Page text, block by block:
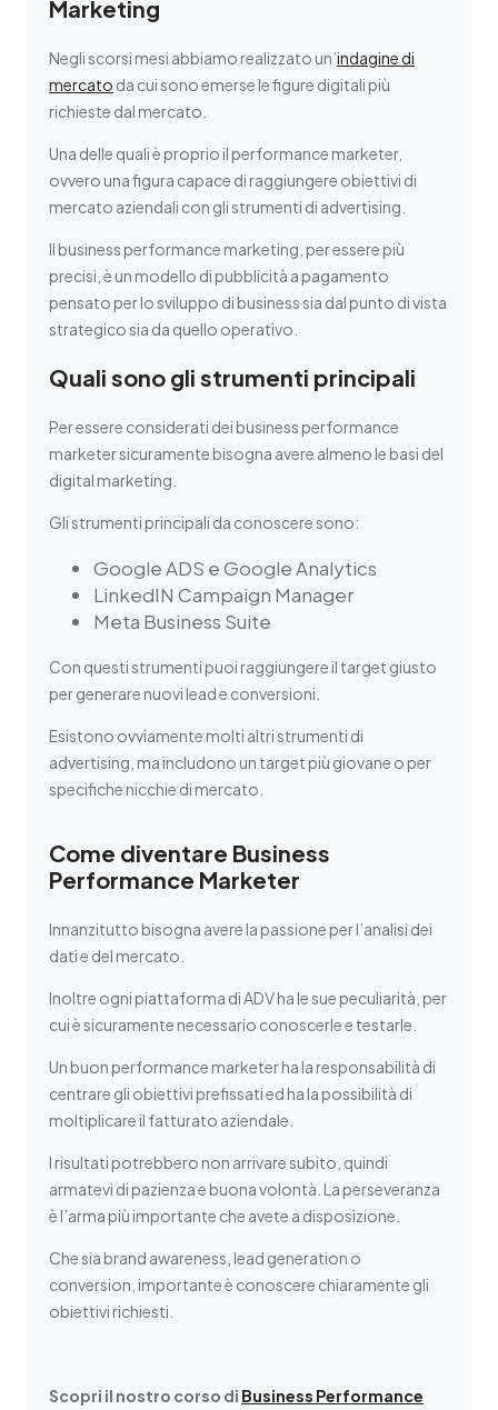
Marketing
Negli scorsi mesi abbiamo realizzato un’indagine di
mercato da cui sono emerse le figure digitali più
richieste dal mercato.
Una delle quali è proprio il performance marketer,
ovvero una figura capace di raggiungere obiettivi di
mercato aziendali con gli strumenti di advertising.
Il business performance marketing, per essere più
precisi, è un modello di pubblicità a pagamento
pensato per lo sviluppo di business sia dal punto di vista
strategico sia da quello operativo.
Quali sono gli strumenti principali
Per essere considerati dei business performance
marketer sicuramente bisogna avere almeno le basi del
digital marketing.
Gli strumenti principali da conoscere sono:
Google ADS e Google Analytics
LinkedIN Campaign Manager
Meta Business Suite
Con questi strumenti puoi raggiungere il target giusto
per generare nuovi lead e conversioni.
Esistono ovviamente molti altri strumenti di
advertising, ma includono un target più giovane o per
specifiche nicchie di mercato.
Come diventare Business
Performance Marketer
Innanzitutto bisogna avere la passione per l’analisi dei
dati e del mercato.
Inoltre ogni piattaforma di ADV ha le sue peculiarità, per
cui è sicuramente necessario conoscerle e testarle.
Un buon performance marketer ha la responsabilità di
centrare gli obiettivi prefissati ed ha la possibilità di
moltiplicare il fatturato aziendale.
I risultati potrebbero non arrivare subito, quindi
armatevi di pazienza e buona volontà. La perseveranza
è l’arma più importante che avete a disposizione.
Che sia brand awareness, lead generation o
conversion, importante è conoscere chiaramente gli
obiettivi richiesti.
Scopri il nostro corso di Business Performance